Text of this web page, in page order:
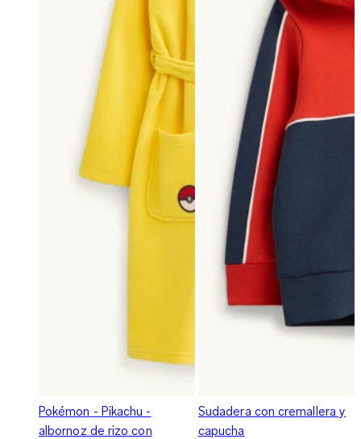
Pokémon - Pikachu -
albornoz de rizo con
Sudadera con cremallera y
capucha